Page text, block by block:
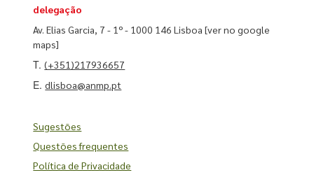
delegação
Av. Elias Garcia, 7 - 1º - 1000 146 Lisboa[ver no google
maps]
T.(+351)217936657
E.dlisboa@anmp.pt
Sugestões
Questões frequentes
Política de Privacidade